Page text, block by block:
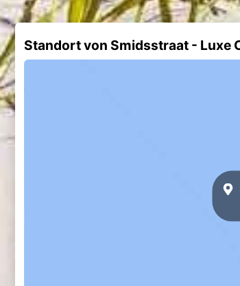
Standort von Smidsstraat - Luxe